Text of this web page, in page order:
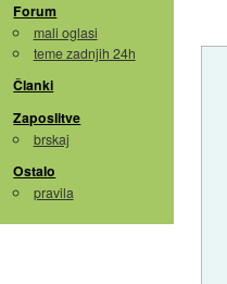
Forum
mali oglasi
teme zadnjih 24h
Članki
Zaposlitve
brskaj
Ostalo
pravila